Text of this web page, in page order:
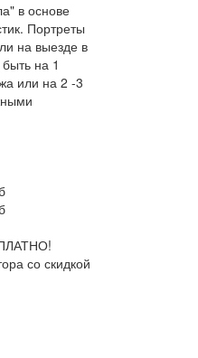
в основе
Портреты
на выезде в
на 1
или на 2 -3
со скидкой